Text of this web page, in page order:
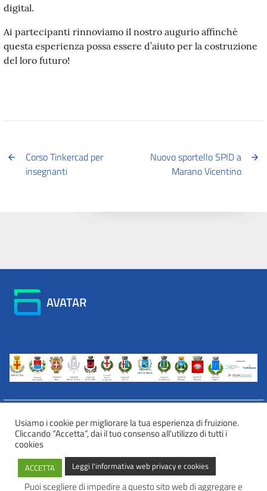
digital.
Ai partecipanti rinnoviamo il nostro augurio affinchè
questa esperienza possa essere d’aiuto per la costruzione
del loro futuro!
Corso Tinkercad per
insegnanti
Nuovo sportello SPID a
Marano Vicentino
AVATAR
INFORMATIVA WEB PRIVACY E COOKIES
Privacy e cookies
Informazioni sulla privacy
Comunicazioni e modalità trasparenti per l’esercizio dei diritti
Usiamo i cookie per migliorare la tua esperienza di fruizione.
Cliccando “Accetta”, dai il tuo consenso all'utilizzo di tutti i
cookies
ACCETTA Leggi l'informativa web privacy e cookies
Puoi scegliere di impedire a questo sito web di aggregare e